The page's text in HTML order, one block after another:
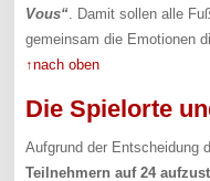
Vous“ . Damit sollen alle
gemeinsam die Emotionen
↑nach oben
Die Spielorte
Aufgrund der Entscheidung
Teilnehmern auf 24